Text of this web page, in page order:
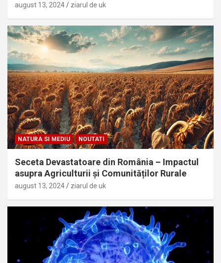
august 13, 2024 ziarul de uk
NATURA SI MEDIU NOUTATI
Seceta Devastatoare din România – Impactul
asupra Agriculturii și Comunităților Rurale
august 13, 2024 ziarul de uk